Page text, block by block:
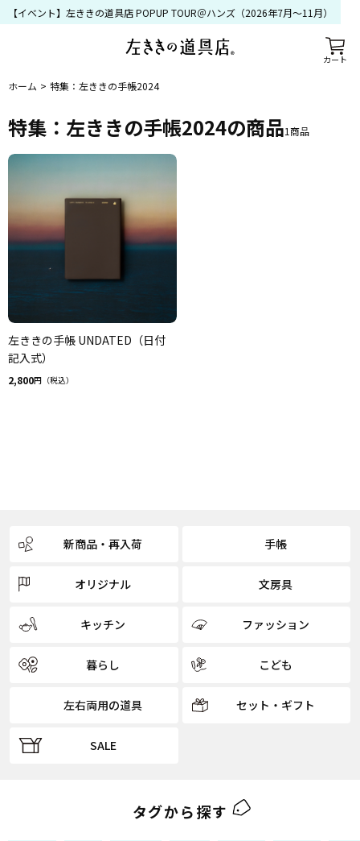
カート
【イベント】左ききの道具店 POPUP TOUR＠ハンズ（2026年7月〜11月）
ホーム 特集：左ききの手帳2024
特集：左ききの手帳2024の商品1商品
左ききの手帳 UNDATED（日付
記入式）
2,800円（税込）
新商品・再入荷 手帳
オリジナル 文房具
キッチン ファッション
暮らし こども
左右両用の道具 セット・ギフト
SALE
タグから探す